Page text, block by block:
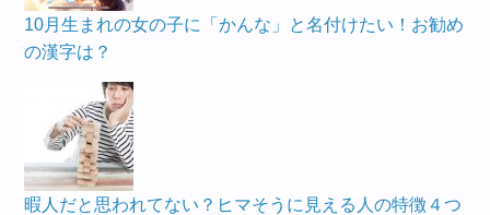
10月生まれの女の子に「かんな」と名付けたい！お勧め
の漢字は？
暇人だと思われてない？ヒマそうに見える人の特徴４つ